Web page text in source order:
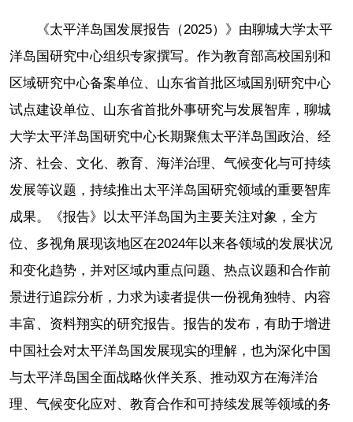
《太平洋岛国发展报告（2025）》由聊城大学太平
洋岛国研究中心组织专家撰写。作为教育部高校国别和
区域研究中心备案单位、山东省首批区域国别研究中心
试点建设单位、山东省首批外事研究与发展智库，聊城
大学太平洋岛国研究中心长期聚焦太平洋岛国政治、经
济、社会、文化、教育、海洋治理、气候变化与可持续
发展等议题，持续推出太平洋岛国研究领域的重要智库
成果。《报告》以太平洋岛国为主要关注对象，全方
位、多视角展现该地区在2024年以来各领域的发展状况
和变化趋势，并对区域内重点问题、热点议题和合作前
景进行追踪分析，力求为读者提供一份视角独特、内容
丰富、资料翔实的研究报告。报告的发布，有助于增进
中国社会对太平洋岛国发展现实的理解，也为深化中国
与太平洋岛国全面战略伙伴关系、推动双方在海洋治
理、气候变化应对、教育合作和可持续发展等领域的务